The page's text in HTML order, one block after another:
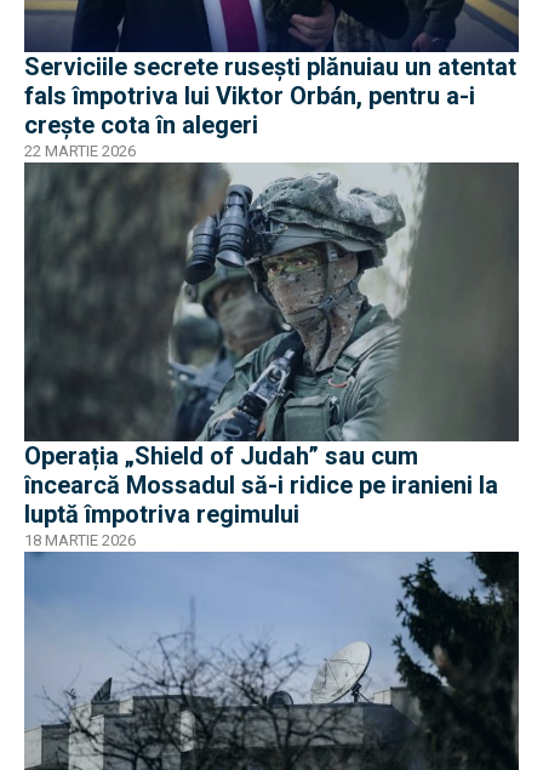
Serviciile secrete rusești plănuiau un atentat
fals împotriva lui Viktor Orbán, pentru a-i
crește cota în alegeri
22 MARTIE 2026
Operația „Shield of Judah” sau cum
încearcă Mossadul să-i ridice pe iranieni la
luptă împotriva regimului
18 MARTIE 2026